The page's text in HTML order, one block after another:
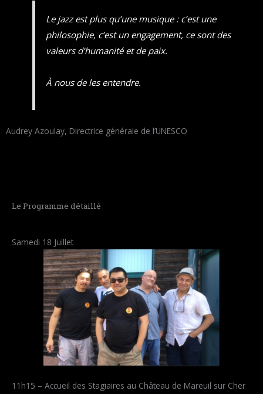
Le jazz est plus qu’une musique : c’est une
philosophie, c’est un engagement, ce sont des
valeurs d’humanité et de paix.
À nous de les entendre.
Audrey Azoulay, Directrice générale de l’UNESCO
Le Programme détaillé
Samedi 18 Juillet
11h15 – Accueil des Stagiaires au Château de Mareuil sur Cher